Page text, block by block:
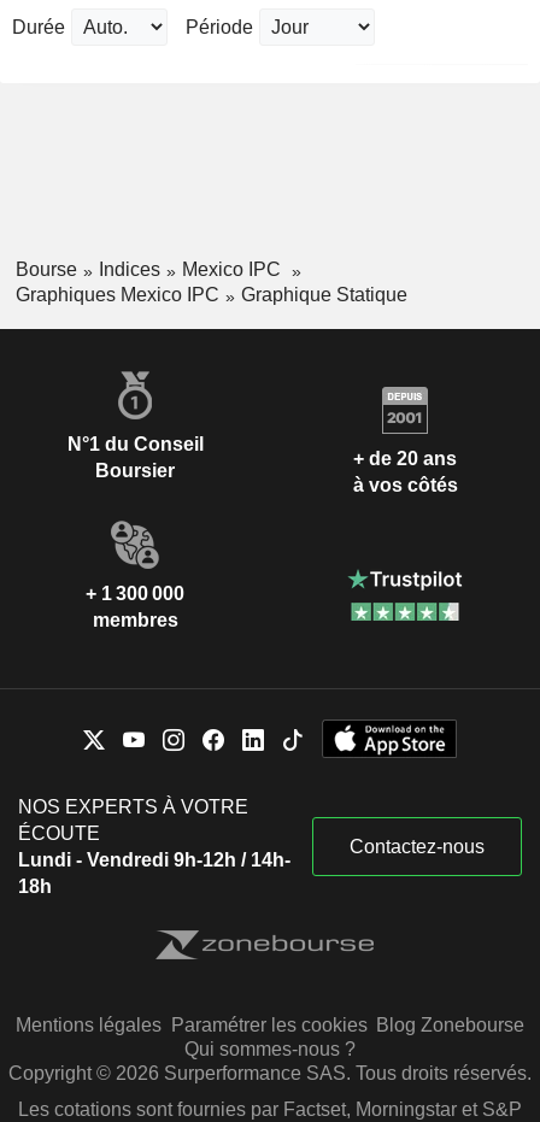
Durée Période
Bourse Indices
Mexico IPC
Graphiques Mexico IPC
Graphique Statique
N°1 du Conseil
Boursier
+ de 20 ans
à vos côtés
+ 1 300 000
membres
NOS EXPERTS À VOTRE
ÉCOUTE
Lundi - Vendredi 9h-12h / 14h-
18h
Contactez-nous
Mentions légales Paramétrer les cookies Blog Zonebourse
Qui sommes-nous ?
Copyright © 2026 Surperformance SAS. Tous droits réservés.
Les cotations sont fournies par Factset, Morningstar et S&P